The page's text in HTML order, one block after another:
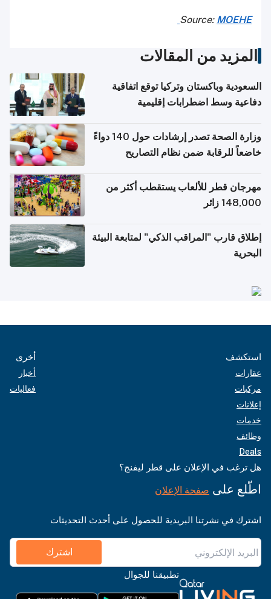
Source: MOEHE
المزيد من المقالات
السعودية وباكستان وتركيا توقع اتفاقية
دفاعية وسط اضطرابات إقليمية
وزارة الصحة تصدر إرشادات حول 140 دواءً
خاضعاً للرقابة ضمن نظام التصاريح
مهرجان قطر للألعاب يستقطب أكثر من
148,000 زائر
إطلاق قارب "المراقب الذكي" لمتابعة البيئة
البحرية
استكشف
عقارات
مركبات
إعلانات
خدمات
وظائف
Deals
أخرى
أخبار
فعاليات
هل ترغب في الإعلان على قطر ليفنج؟
اطّلع على صفحة الإعلان
اشترك في نشرتنا البريدية للحصول على أحدث التحديثات
اشترك
تطبيقنا للجوال